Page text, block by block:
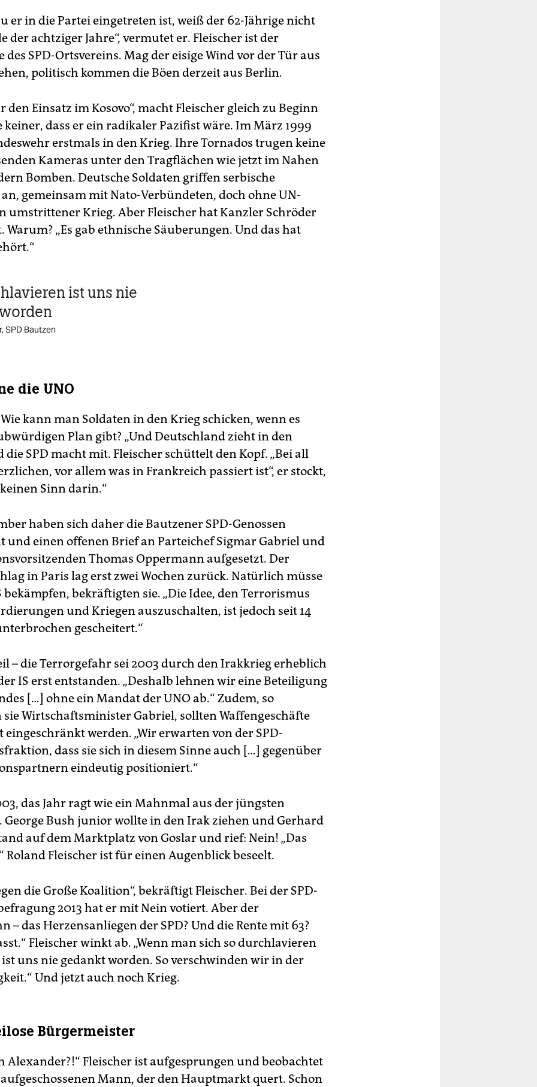
er in die Partei eingetreten ist, weiß der 62-Jährige nicht
der achtziger Jahre“, vermutet er. Fleischer ist der
des SPD-Ortsvereins. Mag der eisige Wind vor der Tür aus
politisch kommen die Böen derzeit aus Berlin.
den Einsatz im Kosovo“, macht Fleischer gleich zu Beginn
keiner, dass er ein radikaler Pazifist wäre. Im März 1999
erstmals in den Krieg. Ihre Tornados trugen keine
Kameras unter den Tragflächen wie jetzt im Nahen
Bomben. Deutsche Soldaten griffen serbische
gemeinsam mit Nato-Verbündeten, doch ohne UN-
umstrittener Krieg. Aber Fleischer hat Kanzler Schröder
„Es gab ethnische Säuberungen. Und das hat
ist uns nie
SPD Bautzen
die UNO
kann man Soldaten in den Krieg schicken, wenn es
Plan gibt? „Und Deutschland zieht in den
die SPD macht mit. Fleischer schüttelt den Kopf. „Bei all
vor allem was in Frankreich passiert ist“, er stockt,
Sinn darin.“
haben sich daher die Bautzener SPD-Genossen
und einen offenen Brief an Parteichef Sigmar Gabriel und
Thomas Oppermann aufgesetzt. Der
in Paris lag erst zwei Wochen zurück. Natürlich müsse
bekämpfen, bekräftigten sie. „Die Idee, den Terrorismus
und Kriegen auszuschalten, ist jedoch seit 14
gescheitert.“
– die Terrorgefahr sei 2003 durch den Irakkrieg erheblich
IS erst entstanden. „Deshalb lehnen wir eine Beteiligung
[…] ohne ein Mandat der UNO ab.“ Zudem, so
sie Wirtschaftsminister Gabriel, sollten Waffengeschäfte
eingeschränkt werden. „Wir erwarten von der SPD-
dass sie sich in diesem Sinne auch […] gegenüber
eindeutig positioniert.“
das Jahr ragt wie ein Mahnmal aus der jüngsten
George Bush junior wollte in den Irak ziehen und Gerhard
auf dem Marktplatz von Goslar und rief: Nein! „Das
Roland Fleischer ist für einen Augenblick beseelt.
die Große Koalition“, bekräftigt Fleischer. Bei der SPD-
2013 hat er mit Nein votiert. Aber der
– das Herzensanliegen der SPD? Und die Rente mit 63?
Fleischer winkt ab. „Wenn man sich so durchlavieren
ist uns nie gedankt worden. So verschwinden wir in der
Und jetzt auch noch Krieg.
Bürgermeister
Alexander?!“ Fleischer ist aufgesprungen und beobachtet
Mann, der den Hauptmarkt quert. Schon